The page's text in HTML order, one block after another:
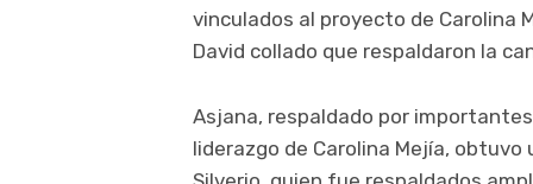
vinculados al proyecto de Carolina
David collado que respaldaron la
Asjana, respaldado por
liderazgo de Carolina Mejía,